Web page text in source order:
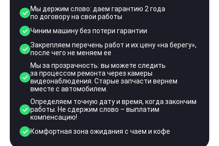
Мы держим слово: даем гарантию 2 года
по договору на свои работы
Чиним машину без потери гарантии
Закрепляем перечень работ и их цену «на берегу»,
после чего не меняем ее
Мы за прозрачность: вы можете следить
за процессом ремонта через камеры
видеонаблюдения. Старые запчасти вернем
вместе с автомобилем.
Определяем точную дату и время, когда закончим
работы. Не сдержим слово – выплатим
компенсацию!
Комфортная зона ожидания с чаем и кофе